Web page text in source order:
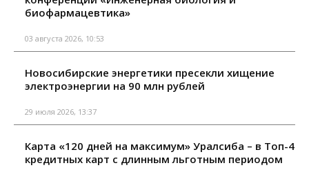
биофармацевтика»
03 августа 2026, 10:53
Новосибирские энергетики пресекли хищение
электроэнергии на 90 млн рублей
29 июля 2026, 13:37
Карта «120 дней на максимум» Уралсиба – в Топ-4
кредитных карт с длинным льготным периодом